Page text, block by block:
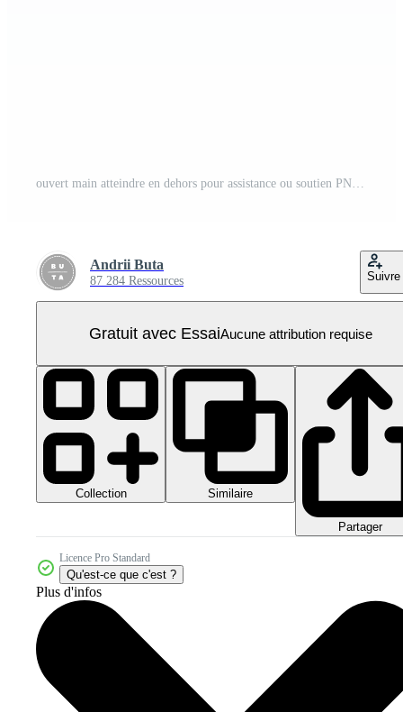
ouvert main atteindre en dehors pour assistance ou soutien PNG Pro
Andrii Buta
87 284 Ressources Suivre
Gratuit avec EssaiAucune attribution requise
Collection Similaire
Partager
Licence Pro Standard
Qu'est-ce que c'est ?
Plus d'infos